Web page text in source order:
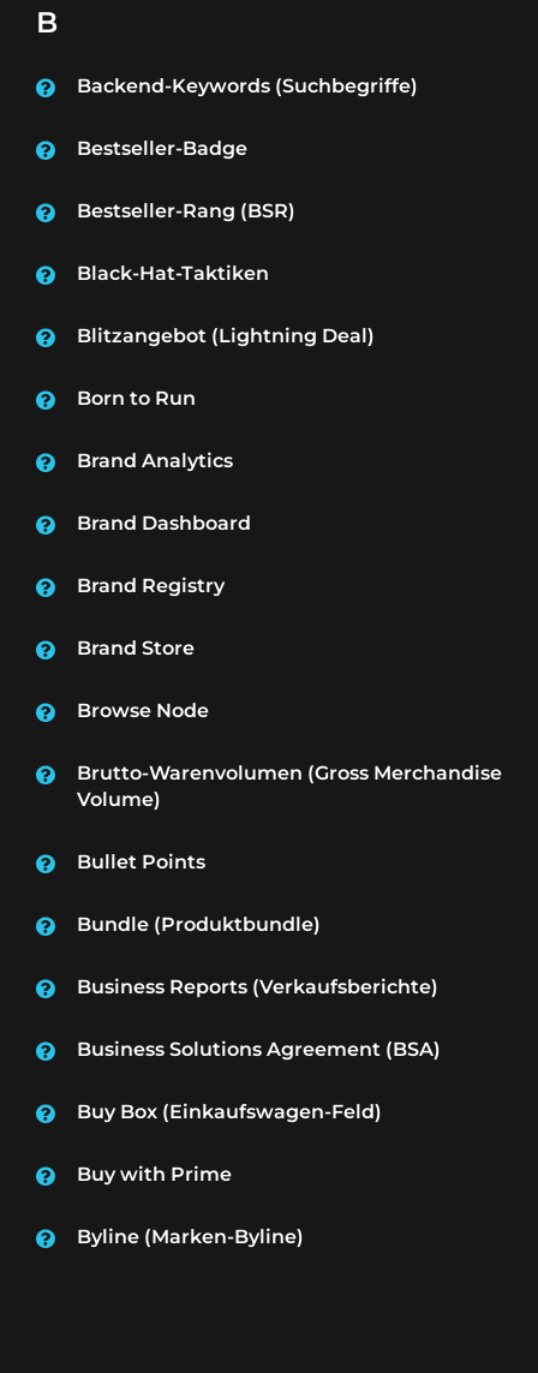
B
Backend-Keywords (Suchbegriffe)
Bestseller-Badge
Bestseller-Rang (BSR)
Black-Hat-Taktiken
Blitzangebot (Lightning Deal)
Born to Run
Brand Analytics
Brand Dashboard
Brand Registry
Brand Store
Browse Node
Brutto-Warenvolumen (Gross Merchandise
Volume)
Bullet Points
Bundle (Produktbundle)
Business Reports (Verkaufsberichte)
Business Solutions Agreement (BSA)
Buy Box (Einkaufswagen-Feld)
Buy with Prime
Byline (Marken-Byline)